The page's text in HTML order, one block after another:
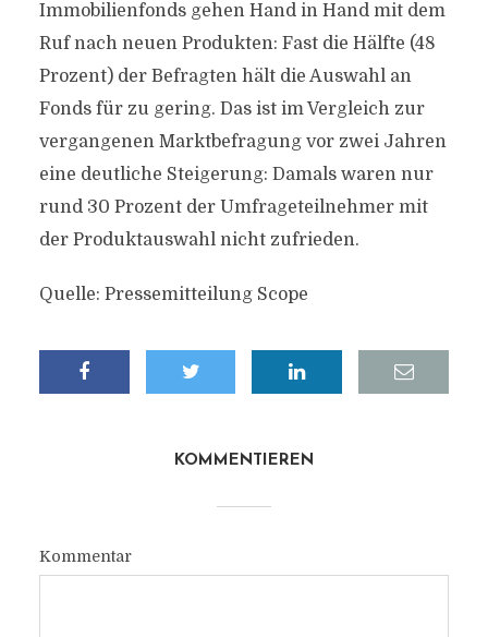
Immobilienfonds gehen Hand in Hand mit dem
Ruf nach neuen Produkten: Fast die Hälfte (48
Prozent) der Befragten hält die Auswahl an
Fonds für zu gering. Das ist im Vergleich zur
vergangenen Marktbefragung vor zwei Jahren
eine deutliche Steigerung: Damals waren nur
rund 30 Prozent der Umfrageteilnehmer mit
der Produktauswahl nicht zufrieden.
Quelle: Pressemitteilung Scope
KOMMENTIEREN
Kommentar